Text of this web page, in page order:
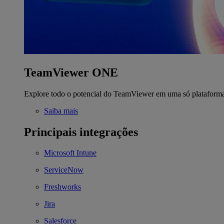
TeamViewer ONE
Explore todo o potencial do TeamViewer em uma só
Saiba mais
Principais integrações
Microsoft Intune
ServiceNow
Freshworks
Jira
Salesforce